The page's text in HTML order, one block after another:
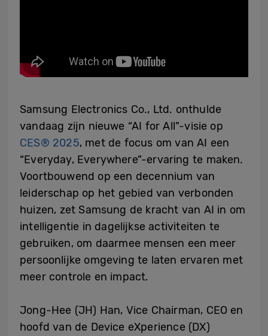
Samsung Electronics Co., Ltd. onthulde
vandaag zijn nieuwe “AI for All”-visie op
CES® 2025, met de focus om van AI een
“Everyday, Everywhere”-ervaring te maken.
Voortbouwend op een decennium van
leiderschap op het gebied van verbonden
huizen, zet Samsung de kracht van AI in om
intelligentie in dagelijkse activiteiten te
gebruiken, om daarmee mensen een meer
persoonlijke omgeving te laten ervaren met
meer controle en impact.
Jong-Hee (JH) Han, Vice Chairman, CEO en
hoofd van de Device eXperience (DX)